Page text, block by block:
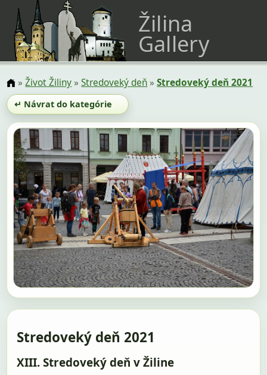
Žilina
Gallery
»Život Žiliny»Stredoveký deň»Stredoveký deň 2021
↵ Návrat do kategórie
Stredoveký deň 2021
XIII. Stredoveký deň v Žiline